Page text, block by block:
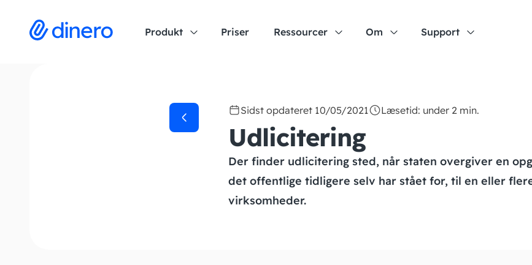
Produkt Priser Ressourcer Om Support
Sidst opdateret 10/05/2021 Læsetid: under 2 min.
Udlicitering
Der finder udlicitering sted, når staten overgiver en
det offentlige tidligere selv har stået for, til en eller
virksomheder.